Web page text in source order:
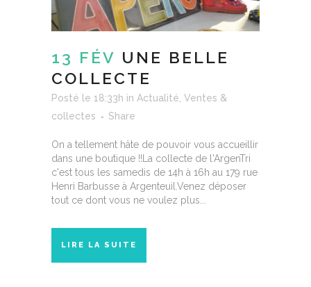
13 FÉV UNE BELLE
COLLECTE
Posté le 18:33h in Actualité Ventes &
collectes
Share
On a tellement hâte de pouvoir vous accueillir
dans une boutique !!La collecte de l'ArgenTri
c'est tous les samedis de 14h à 16h au 179 rue
Henri Barbusse à Argenteuil.Venez déposer
tout ce dont vous ne voulez plus...
LIRE LA SUITE